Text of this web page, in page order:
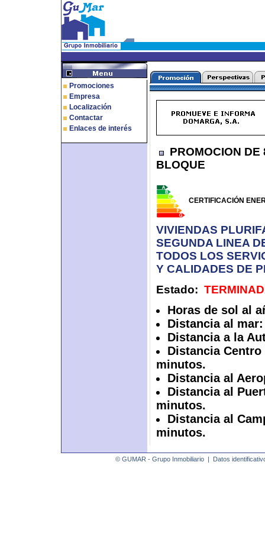
Promociones
Empresa
Localización
Contactar
Enlaces de interés
PROMOCION DE
BLOQUE
CERTIFICACIÓN
VIVIENDAS
SEGUNDA LINEA
TODOS LOS
Y CALIDADES DE
Estado:
Horas de sol al
Distancia al
Distancia a la
Distancia
minutos.
Distancia al
Distancia al
minutos.
Distancia al
minutos.
© GUMAR - Grupo Inmobiliario | Datos